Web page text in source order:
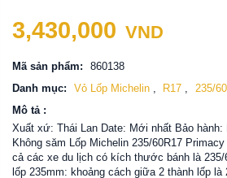
3,430,000 VND
Mã sản phẩm:
860138
Danh mục:
Vỏ Lốp Michelin R17
235/
Mô tả :
Xuất xứ: Thái Lan Date: Mới nhất Bảo hành:
Không săm Lốp Michelin 235/60R17
cả các xe du lịch có kích thước bánh là 235/
lốp 235mm: khoảng cách giữa 2 thành lốp